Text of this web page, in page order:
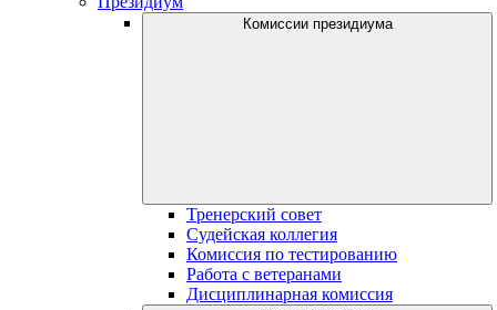
Комиссии президиума
Тренерский совет
Судейская коллегия
Комиссия по тестированию
Работа с ветеранами
Дисциплинарная комиссия